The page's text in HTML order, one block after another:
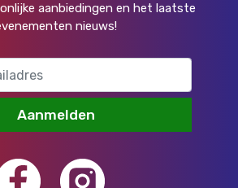
aanbiedingen en het laatste
nieuws!
Aanmelden